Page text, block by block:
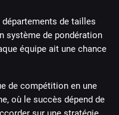
départements de tailles
système de pondération
équipe ait une chance
de compétition en une
où le succès dépend de